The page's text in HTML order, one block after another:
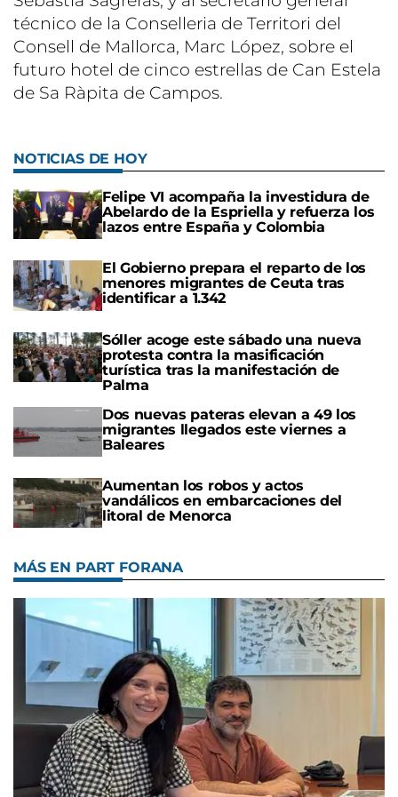
técnico de la Conselleria de Territori del
Consell de Mallorca, Marc López, sobre el
futuro hotel de cinco estrellas de Can Estela
de Sa Ràpita de Campos.
NOTICIAS DE HOY
Felipe VI acompaña la investidura de
Abelardo de la Espriella y refuerza los
lazos entre España y Colombia
El Gobierno prepara el reparto de los
menores migrantes de Ceuta tras
identificar a 1.342
Sóller acoge este sábado una nueva
protesta contra la masificación
turística tras la manifestación de
Palma
Dos nuevas pateras elevan a 49 los
migrantes llegados este viernes a
Baleares
Aumentan los robos y actos
vandálicos en embarcaciones del
litoral de Menorca
MÁS EN PART FORANA